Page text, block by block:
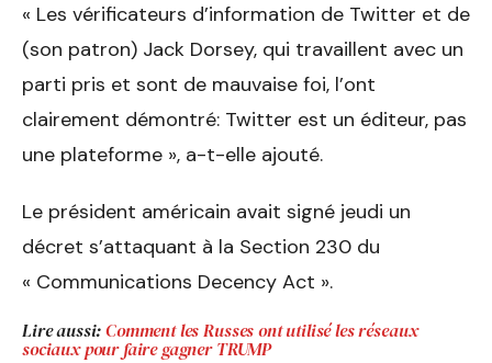
« Les vérificateurs d’information de Twitter et de
(son patron) Jack Dorsey, qui travaillent avec un
parti pris et sont de mauvaise foi, l’ont
clairement démontré: Twitter est un éditeur, pas
une plateforme », a-t-elle ajouté.
Le président américain avait signé jeudi un
décret s’attaquant à la Section 230 du
« Communications Decency Act ».
Lire aussi:Comment les Russes ont utilisé les réseaux
sociaux pour faire gagner TRUMP